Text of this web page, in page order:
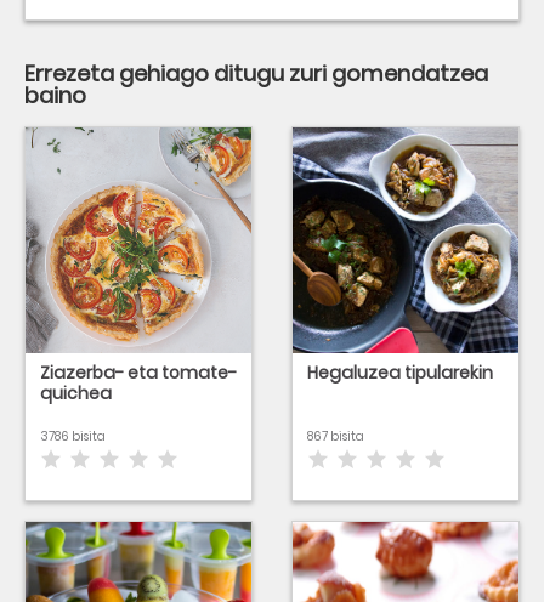
Errezeta gehiago ditugu zuri gomendatzea
baino
Ziazerba- eta tomate-
quichea
3786 bisita
Hegaluzea tipularekin
867 bisita